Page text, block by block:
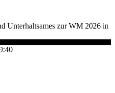
Unterhaltsames zur WM 2026 in